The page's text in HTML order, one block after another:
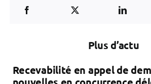
Plus d’actu
Recevabilité en appel de